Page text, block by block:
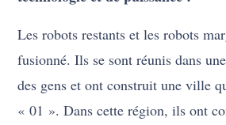
Les robots restants et les robots
fusionné. Ils se sont réunis dans
des gens et ont construit une ville
« 01 ». Dans cette région, ils ont